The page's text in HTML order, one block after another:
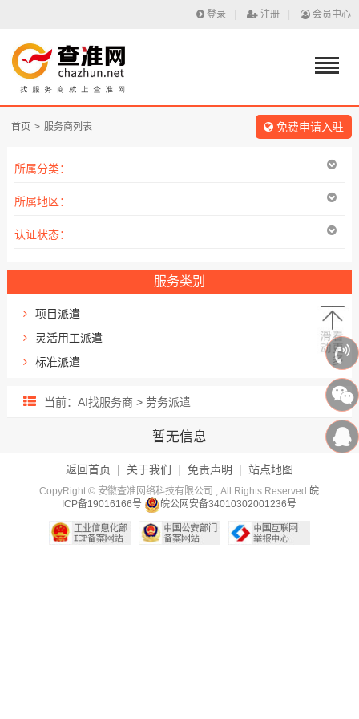
登录 注册 会员中心
首页 > 服务商列表 免费申请入驻
所属分类：
所属地区：
认证状态：
服务类别
项目派遣
灵活用工派遣
标准派遣
当前：AI找服务商 > 劳务派遣
暂无信息
返回首页 | 关于我们 | 免责声明 | 站点地图
CopyRight © 安徽查准网络科技有限公司 , All Rights Reserved 皖
ICP备19016166号
皖公网安备34010302001236号